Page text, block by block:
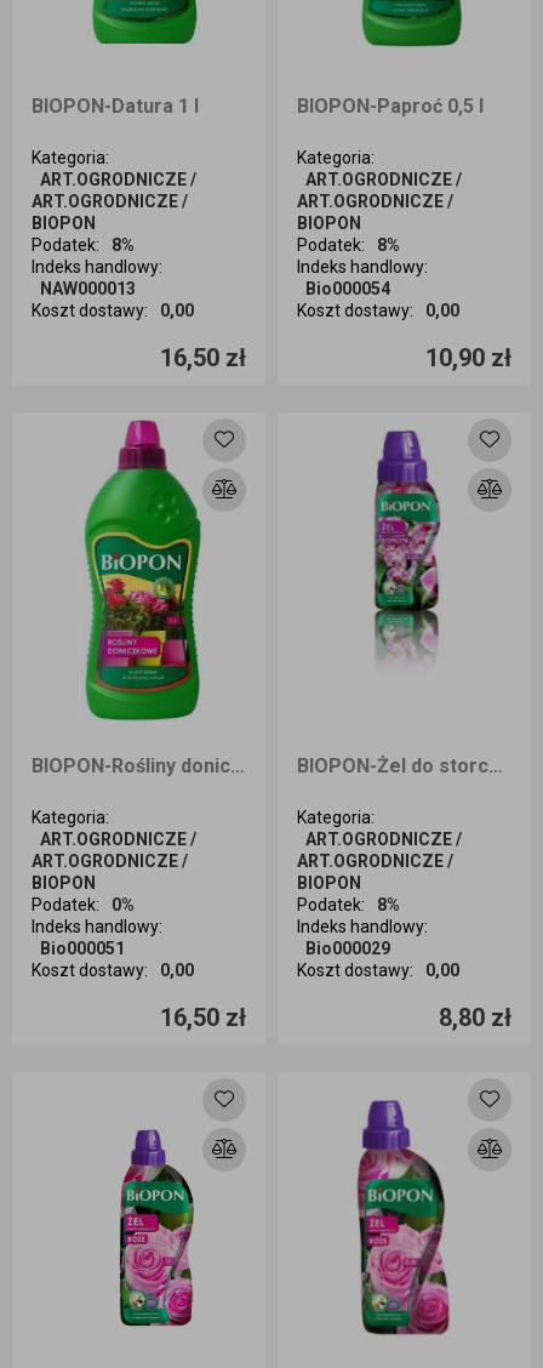
BIOPON-Datura 1 l
Kategoria:
ART.OGRODNICZE /
ART.OGRODNICZE /
BIOPON
Podatek:
8%
Indeks handlowy:
NAW000013
Koszt dostawy: 0,00
16,50 zł
Ilość sztuk
BIOPON-Paproć 0,5 l
Kategoria:
ART.OGRODNICZE /
ART.OGRODNICZE /
BIOPON
Podatek:
8%
Indeks handlowy:
Bio000054
Koszt dostawy: 0,00
10,90 zł
Ilość sztuk
BIOPON-Rośliny doniczkowe 1 l
Kategoria:
ART.OGRODNICZE /
ART.OGRODNICZE /
BIOPON
Podatek:
0%
Indeks handlowy:
Bio000051
Koszt dostawy: 0,00
16,50 zł
Ilość sztuk
BIOPON-Żel do storczyka 0,25 l
Kategoria:
ART.OGRODNICZE /
ART.OGRODNICZE /
BIOPON
Podatek:
8%
Indeks handlowy:
Bio000029
Koszt dostawy: 0,00
8,80 zł
Ilość sztuk